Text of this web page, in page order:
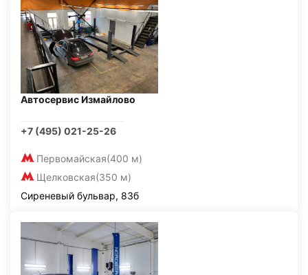
Автосервис Измайлово
+7 (495) 021-25-26
Первомайская(400 м)
Щелковская(350 м)
Сиреневый бульвар, 83б